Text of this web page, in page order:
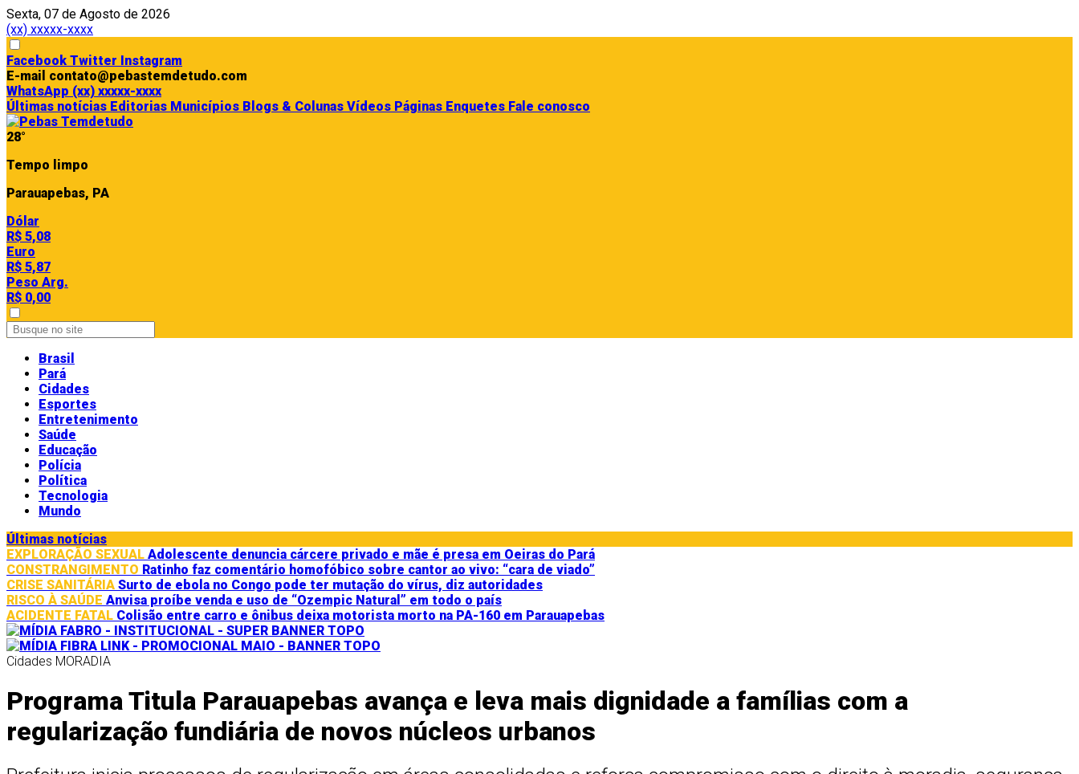
Sexta, 07 de Agosto de 2026
(xx) xxxxx-xxxx
Facebook Twitter Instagram
E-mail contato@pebastemdetudo.com
WhatsApp (xx) xxxxx-xxxx
Últimas notícias Editorias Municípios Blogs & Colunas Vídeos Páginas Enquetes Fale conosco
28°
Tempo limpo
Parauapebas, PA
Dólar
R$ 5,08
Euro
R$ 5,87
Peso Arg.
R$ 0,00
Brasil
Pará
Cidades
Esportes
Entretenimento
Saúde
Educação
Polícia
Política
Tecnologia
Mundo
Últimas notícias
EXPLORAÇÃO SEXUAL Adolescente denuncia cárcere privado e mãe é presa em Oeiras do Pará
CONSTRANGIMENTO Ratinho faz comentário homofóbico sobre cantor ao vivo: “cara de viado”
CRISE SANITÁRIA Surto de ebola no Congo pode ter mutação do vírus, diz autoridades
RISCO À SAÚDE Anvisa proíbe venda e uso de “Ozempic Natural” em todo o país
ACIDENTE FATAL Colisão entre carro e ônibus deixa motorista morto na PA-160 em Parauapebas
Cidades MORADIA
Programa Titula Parauapebas avança e leva mais dignidade a famílias com a
regularização fundiária de novos núcleos urbanos